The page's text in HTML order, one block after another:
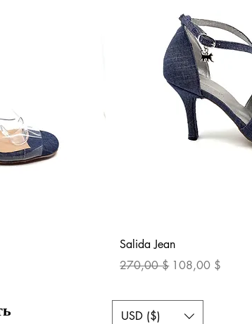
Salida Jean
Обычная цена
270,00 $ Цена со скидкой
108,00 $
USD ($)